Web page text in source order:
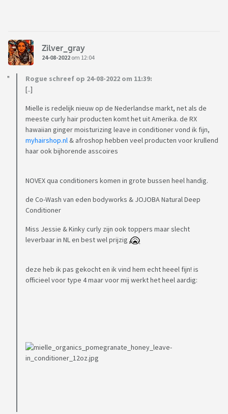
Zilver_gray
24-08-2022 om 12:04
Rogue schreef op 24-08-2022 om 11:39:
[..]
Mielle is redelijk nieuw op de Nederlandse markt, net als de
meeste curly hair producten komt het uit Amerika. de RX
hawaiian ginger moisturizing leave in conditioner vond ik fijn,
myhairshop.nl & afroshop hebben veel producten voor krullend
haar ook bijhorende asscoires
NOVEX qua conditioners komen in grote bussen heel handig.
de Co-Wash van eden bodyworks & JOJOBA Natural Deep
Conditioner
Miss Jessie & Kinky curly zijn ook toppers maar slecht
leverbaar in NL en best wel prijzig
deze heb ik pas gekocht en ik vind hem echt heeel fijn! is
officieel voor type 4 maar voor mij werkt het heel aardig: